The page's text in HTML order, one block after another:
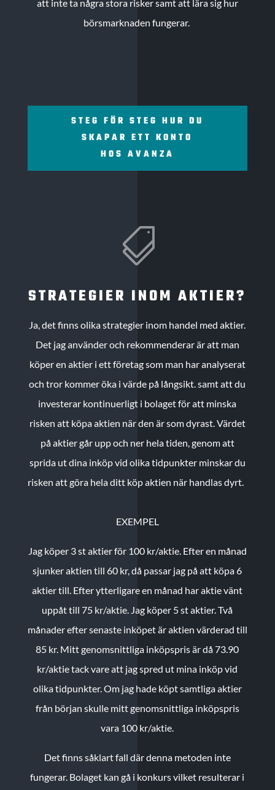
att inte ta några stora risker samt att lära sig hur
börsmarknaden fungerar.
STEG FÖR STEG HUR DU
SKAPAR ETT KONTO
HOS AVANZA

STRATEGIER INOM AKTIER?
Ja, det finns olika strategier inom handel med aktier.
Det jag använder och rekommenderar är att man
köper en aktier i ett företag som man har analyserat
och tror kommer öka i värde på långsikt. samt att du
investerar kontinuerligt i bolaget för att minska
risken att köpa aktien när den är som dyrast. Värdet
på aktier går upp och ner hela tiden, genom att
sprida ut dina inköp vid olika tidpunkter minskar du
risken att göra hela ditt köp aktien när handlas dyrt.
EXEMPEL
Jag köper 3 st aktier för 100 kr/aktie. Efter en månad
sjunker aktien till 60 kr, då passar jag på att köpa 6
aktier till. Efter ytterligare en månad har aktie vänt
uppåt till 75 kr/aktie. Jag köper 5 st aktier.Två
månader efter senaste inköpet är aktien värderad till
85 kr. Mitt genomsnittliga inköpspris är då 73.90
kr/aktie tack vare att jag spred ut mina inköp vid
olika tidpunkter. Om jag hade köpt samtliga aktier
från början skulle mitt genomsnittliga inköpspris
vara 100 kr/aktie.
Det finns såklart fall där denna metoden inte
fungerar. Bolaget kan gå i konkurs vilket resulterar i